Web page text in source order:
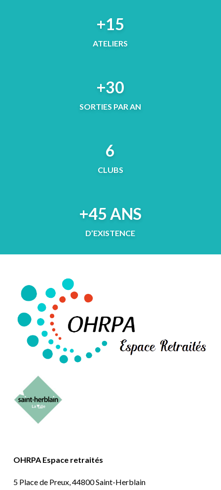
+15
ATELIERS
+30
SORTIES PAR AN
6
CLUBS
+45 ANS
D’EXISTENCE
OHRPA Espace retraités
5 Place de Preux, 44800 Saint-Herblain